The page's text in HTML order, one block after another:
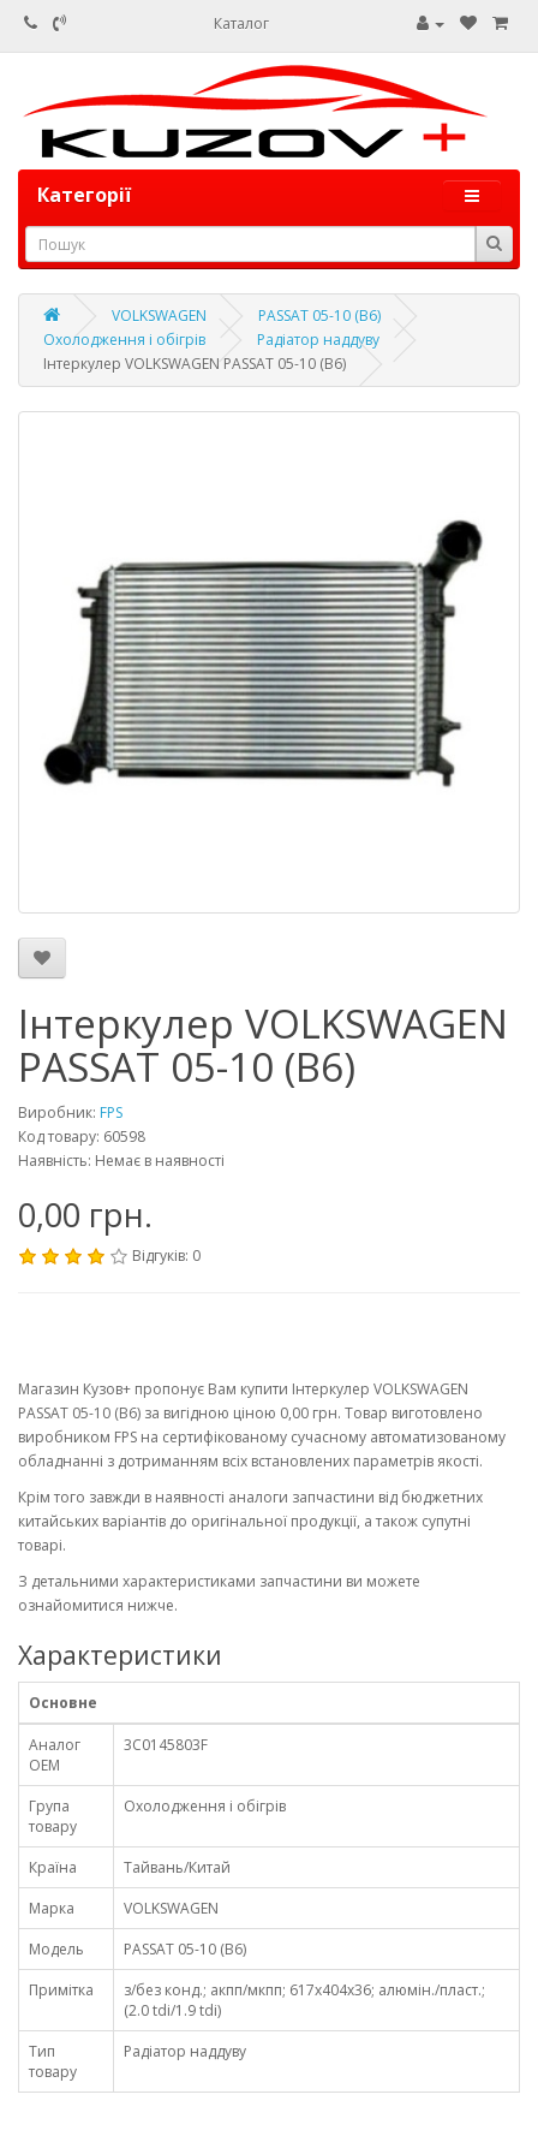
Каталог
Категорії
VOLKSWAGEN
PASSAT 05-10 (B6)
Охолодження і обігрів
Радіатор наддуву
Інтеркулер VOLKSWAGEN PASSAT 05-10 (B6)
Інтеркулер VOLKSWAGEN
PASSAT 05-10 (B6)
Виробник: FPS
Код товару: 60598
Наявність: Немає в наявності
0,00 грн.
Відгуків: 0
Магазин Кузов+ пропонує Вам купити Інтеркулер VOLKSWAGEN
PASSAT 05-10 (B6) за вигідною ціною 0,00 грн. Товар виготовлено
виробником FPS на сертифікованому сучасному автоматизованому
обладнанні з дотриманням всіх встановлених параметрів якості.
Крім того завжди в наявності аналоги запчастини від бюджетних
китайських варіантів до оригінальної продукції, а також супутні
товарі.
З детальними характеристиками запчастини ви можете
ознайомитися нижче.
Характеристики
Основне
Аналог
OEM
3C0145803F
Група
товару
Охолодження і обігрів
Країна
Тайвань/Китай
Марка
VOLKSWAGEN
Модель
PASSAT 05-10 (B6)
Примітка
з/без конд.; акпп/мкпп; 617x404x36; алюмін./пласт.;
(2.0 tdi/1.9 tdi)
Тип
товару
Радіатор наддуву